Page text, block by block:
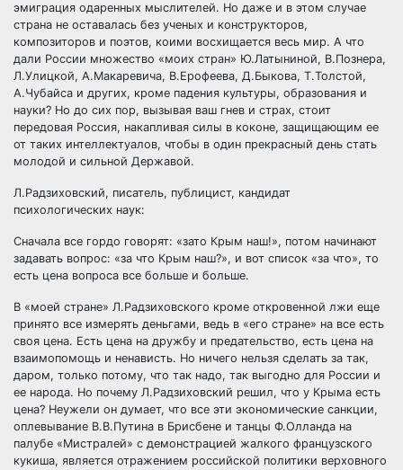
эмиграция одаренных мыслителей. Но даже и в этом случае
страна не оставалась без ученых и конструкторов,
композиторов и поэтов, коими восхищается весь мир. А что
дали России множество «моих стран» Ю.Латыниной, В.Познера,
Л.Улицкой, А.Макаревича, В.Ерофеева, Д.Быкова, Т.Толстой,
А.Чубайса и других, кроме падения культуры, образования и
науки? Но до сих пор, вызывая ваш гнев и страх, стоит
передовая Россия, накапливая силы в коконе, защищающим ее
от таких интеллектуалов, чтобы в один прекрасный день стать
молодой и сильной Державой.
Л.Радзиховский, писатель, публицист, кандидат
психологических наук:
Сначала все гордо говорят: «зато Крым наш!», потом начинают
задавать вопрос: «за что Крым наш?», и вот список «за что», то
есть цена вопроса все больше и больше.
В «моей стране» Л.Радзиховского кроме откровенной лжи еще
принято все измерять деньгами, ведь в «его стране» на все есть
своя цена. Есть цена на дружбу и предательство, есть цена на
взаимопомощь и ненависть. Но ничего нельзя сделать за так,
даром, только потому, что так надо, так выгодно для России и
ее народа. Но почему Л.Радзиховский решил, что у Крыма есть
цена? Неужели он думает, что все эти экономические санкции,
оплевывание В.В.Путина в Брисбене и танцы Ф.Олланда на
палубе «Мистралей» с демонстрацией жалкого французского
кукиша, является отражением российской политики верховного